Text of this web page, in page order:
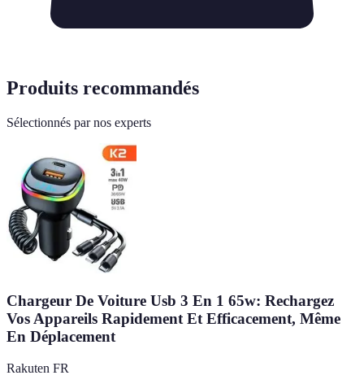
Produits recommandés
Sélectionnés par nos experts
Chargeur De Voiture Usb 3 En 1 65w: Rechargez
Vos Appareils Rapidement Et Efficacement, Même
En Déplacement
Rakuten FR